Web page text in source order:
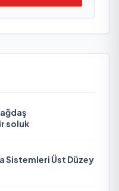
soluk
Sistemleri Üst Düzey